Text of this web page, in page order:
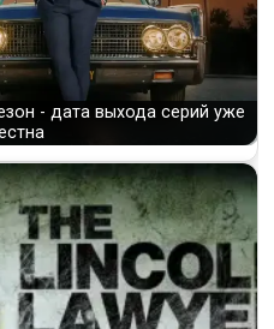
- дата выхода серий уже